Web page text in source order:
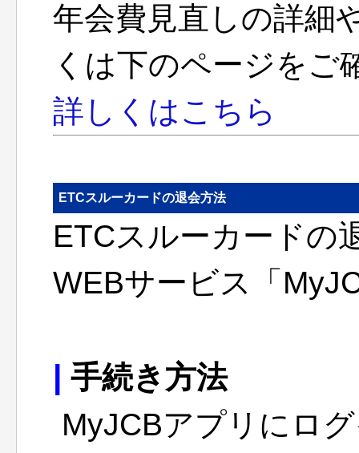
年会費見直しの詳細
くは下のページをご
詳しくはこちら
ETCスルーカードの退会方法
ETCスルーカードの
WEBサービス「
| 手続き方法
MyJCBアプリにロ